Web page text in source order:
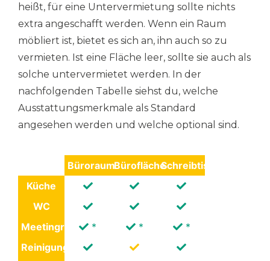
heißt, für eine Untervermietung sollte nichts
extra angeschafft werden. Wenn ein Raum
möbliert ist, bietet es sich an, ihn auch so zu
vermieten. Ist eine Fläche leer, sollte sie auch als
solche untervermietet werden. In der
nachfolgenden Tabelle siehst du, welche
Ausstattungsmerkmale als Standard
angesehen werden und welche optional sind.
BüroraumBüroflächeSchreibtischplatz
Küche
WC
Meetingraum * *
*
Reinigung